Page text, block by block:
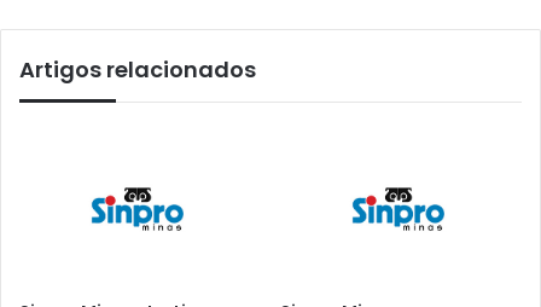
Artigos relacionados